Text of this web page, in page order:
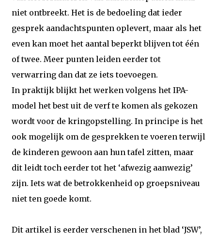
niet ontbreekt. Het is de bedoeling dat ieder
gesprek aandachtspunten oplevert, maar als het
even kan moet het aantal beperkt blijven tot één
of twee. Meer punten leiden eerder tot
verwarring dan dat ze iets toevoegen.
In praktijk blijkt het werken volgens het IPA-
model het best uit de verf te komen als gekozen
wordt voor de kringopstelling. In principe is het
ook mogelijk om de gesprekken te voeren terwijl
de kinderen gewoon aan hun tafel zitten, maar
dit leidt toch eerder tot het ‘afwezig aanwezig’
zijn. Iets wat de betrokkenheid op groepsniveau
niet ten goede komt.
Dit artikel is eerder verschenen in het blad ‘JSW’,